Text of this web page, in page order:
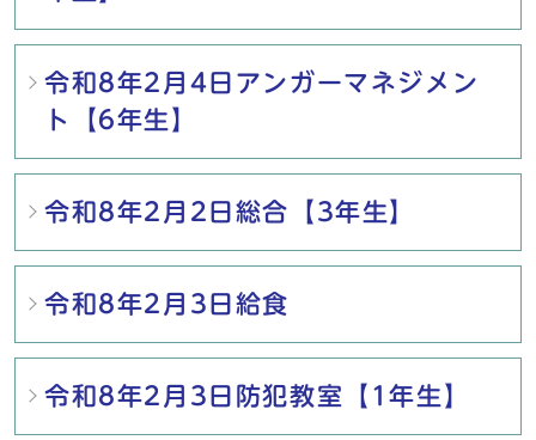
令和8年2月4日アンガーマネジメン
ト【6年生】
令和8年2月2日総合【3年生】
令和8年2月3日給食
令和8年2月3日防犯教室【1年生】